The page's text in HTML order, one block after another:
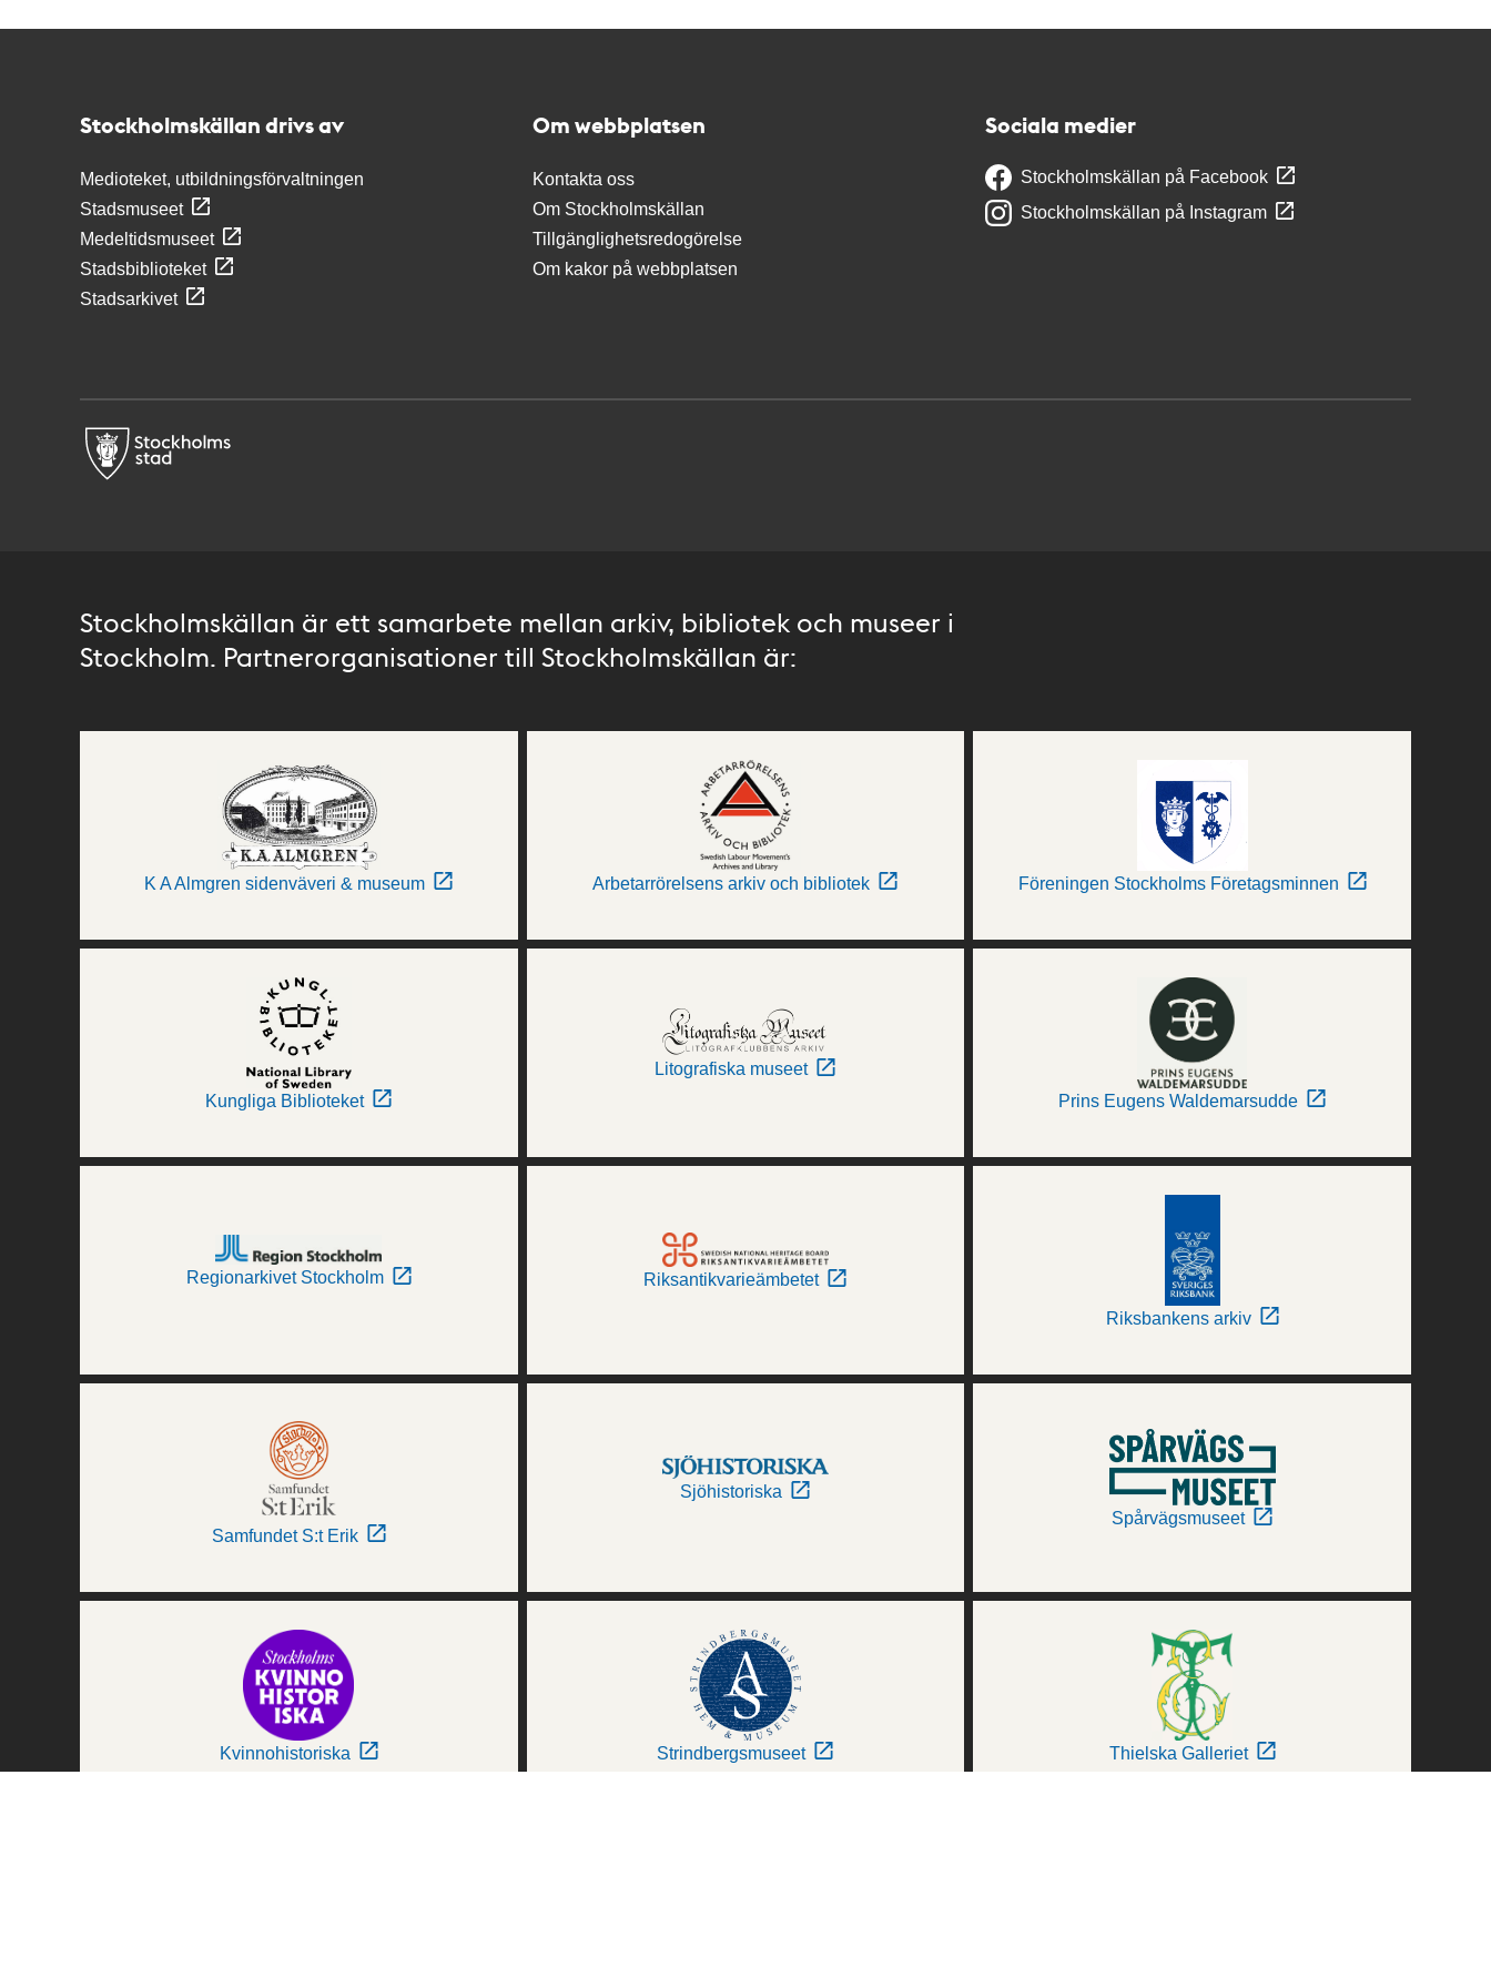
Stockholmskällan drivs av
Medioteket, utbildningsförvaltningen
Stadsmuseet
Medeltidsmuseet
Stadsbiblioteket
Stadsarkivet
Om webbplatsen
Kontakta oss
Om Stockholmskällan
Tillgänglighetsredogörelse
Om kakor på webbplatsen
Sociala medier
Stockholmskällan på Facebook
Stockholmskällan på Instagram
Stockholmskällan är ett samarbete mellan arkiv, bibliotek och museer i
Stockholm. Partnerorganisationer till Stockholmskällan är:
K A Almgren sidenväveri & museum Arbetarrörelsens arkiv och bibliotek Föreningen Stockholms Företagsminnen
Kungliga Biblioteket
Litografiska museet
Prins Eugens Waldemarsudde
Regionarkivet Stockholm Riksantikvarieämbetet
Riksbankens arkiv
Samfundet S:t Erik
Sjöhistoriska
Spårvägsmuseet
Kvinnohistoriska Strindbergsmuseet Thielska Galleriet